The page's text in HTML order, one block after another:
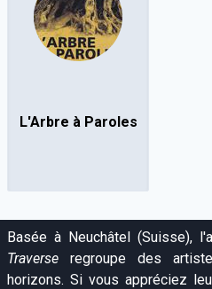
L'Arbre à Paroles
Basée à Neuchâtel (Suisse),
Traverse regroupe des
horizons. Si vous appréciez